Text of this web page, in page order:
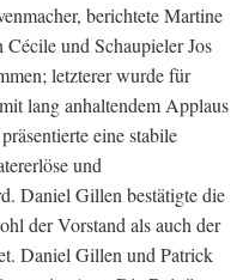
berichtete Martine
und Schaupieler Jos
letzterer wurde für
lang anhaltendem Applaus
eine stabile
und
Daniel Gillen bestätigte die
der Vorstand als auch der
Daniel Gillen und Patrick